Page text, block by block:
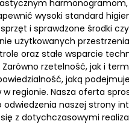
wysoki standard
i sprawdzone środki
użytkowanych
oraz stałe wsparcie
rzetelność, jak i
jaką
regionie. Nasza oferta
naszej strony
z dotychczasowymi